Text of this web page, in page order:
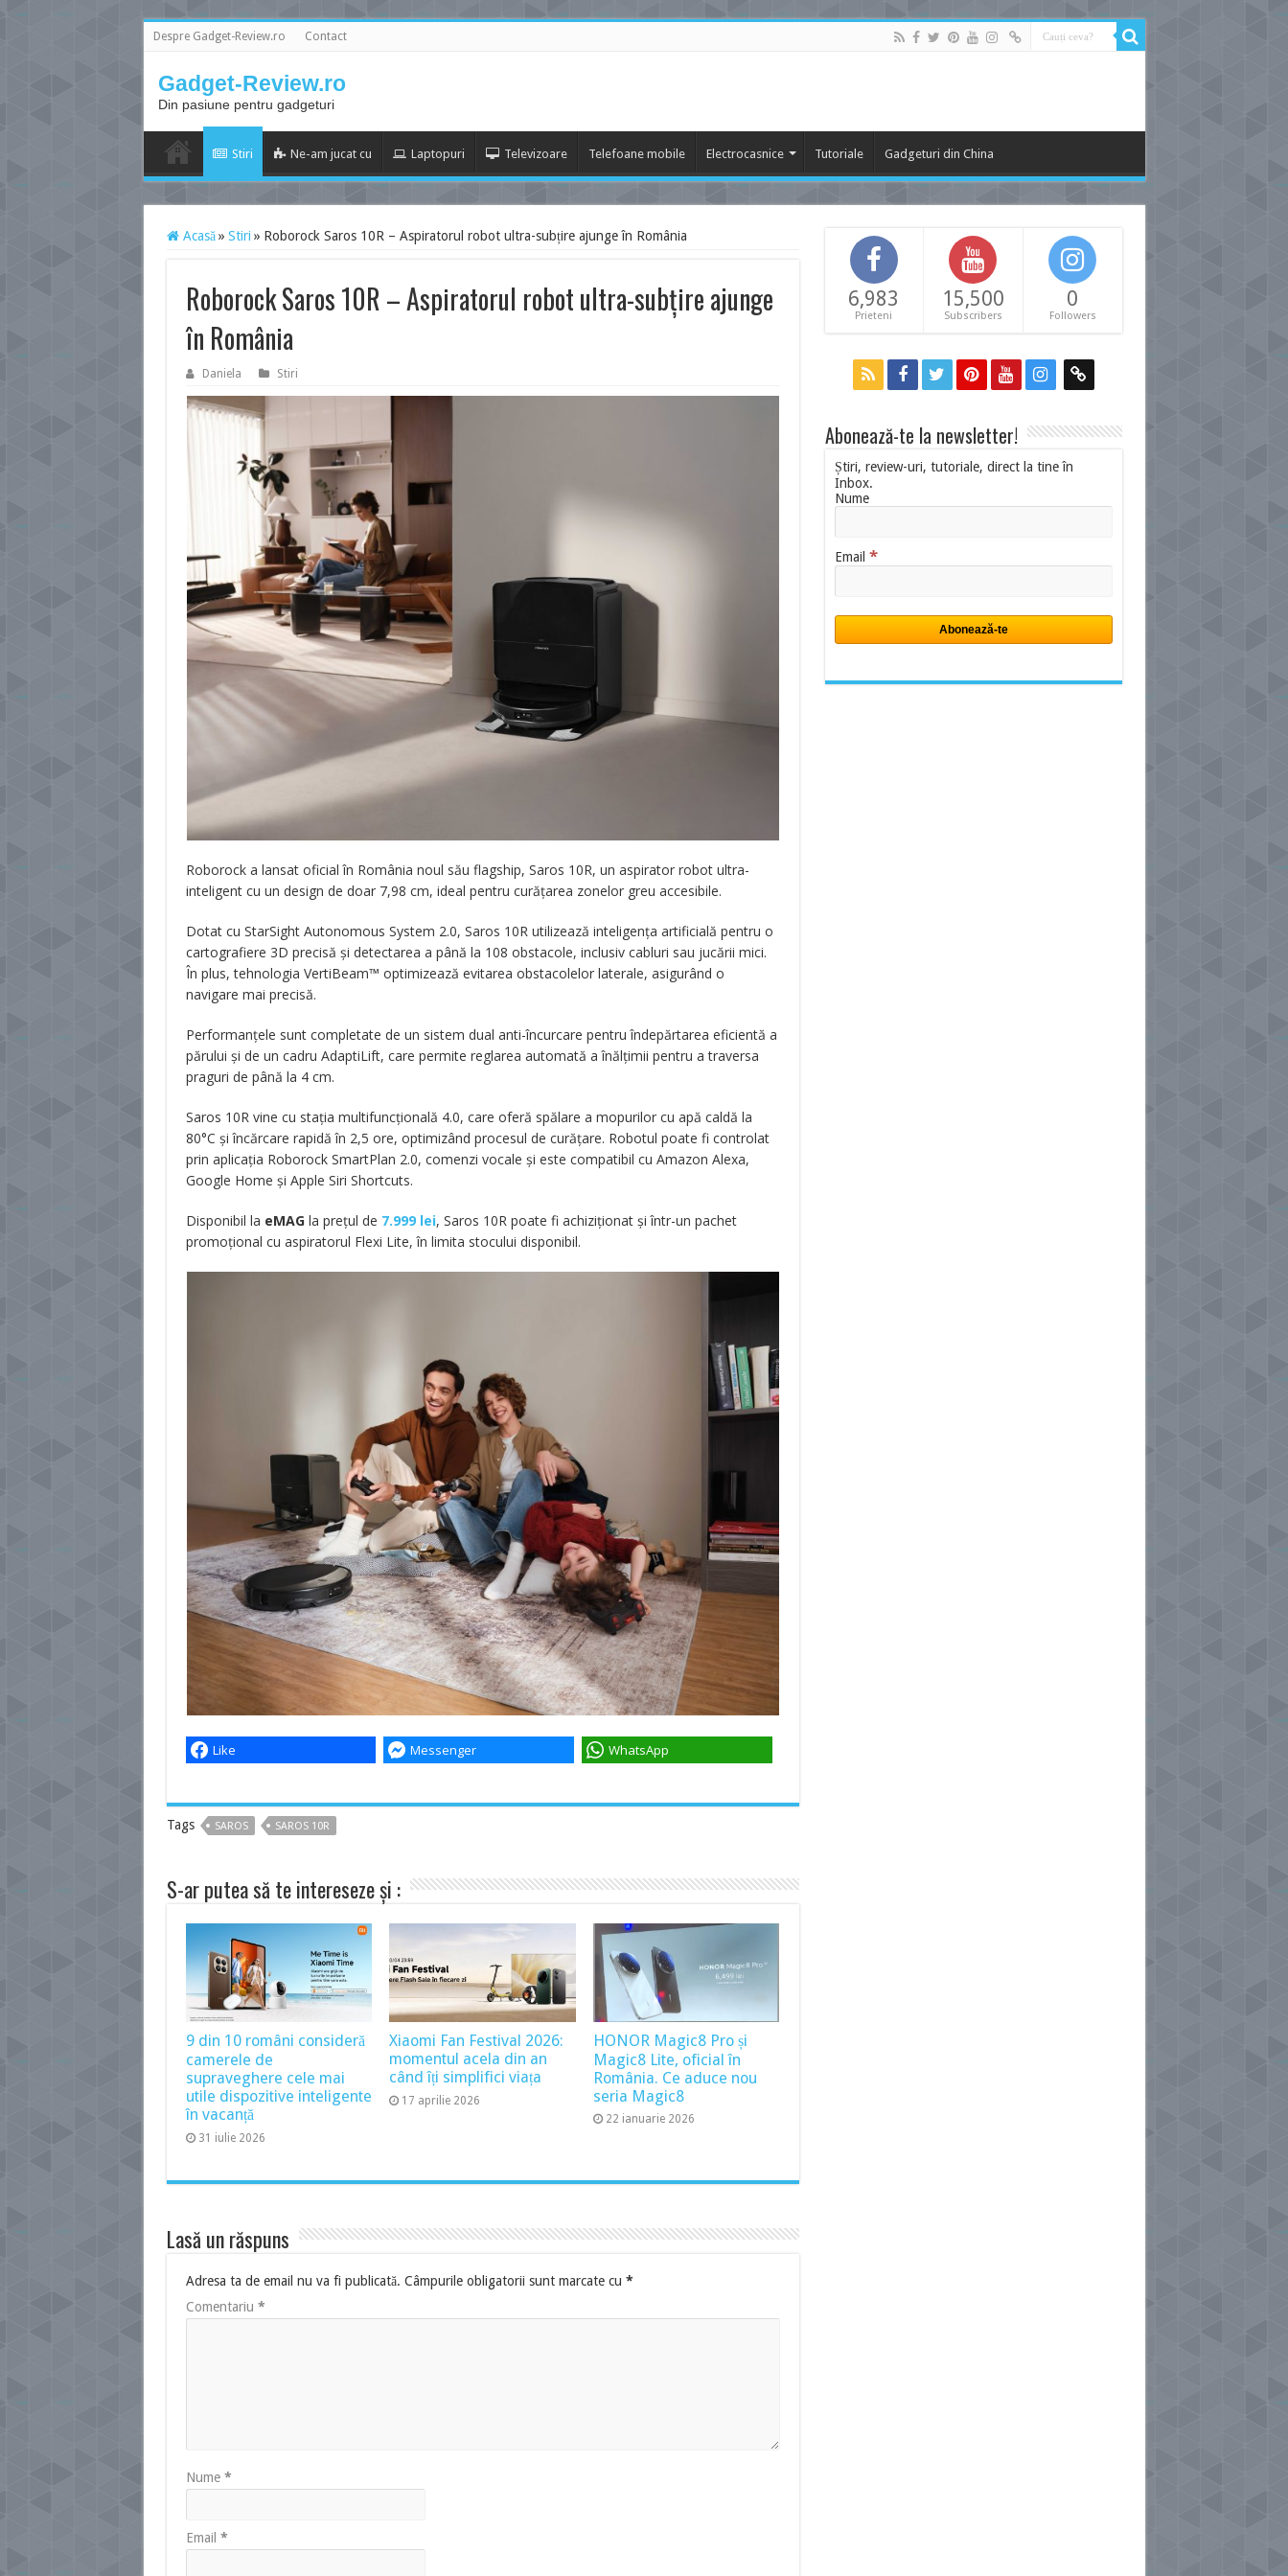
Despre Gadget-Review.ro Contact
Gadget-Review.ro
Din pasiune pentru gadgeturi
Stiri Ne-am jucat cu Laptopuri Televizoare Telefoane mobile Electrocasnice Tutoriale Gadgeturi din China
Acasă » Stiri » Roborock Saros 10R – Aspiratorul robot ultra-subțire ajunge în România
Roborock Saros 10R – Aspiratorul robot ultra-subțire ajunge
în România
Daniela Stiri
Roborock a lansat oficial în România noul său flagship, Saros 10R, un aspirator robot ultra-
inteligent cu un design de doar 7,98 cm, ideal pentru curățarea zonelor greu accesibile.
Dotat cu StarSight Autonomous System 2.0, Saros 10R utilizează inteligența artificială pentru o
cartografiere 3D precisă și detectarea a până la 108 obstacole, inclusiv cabluri sau jucării mici.
În plus, tehnologia VertiBeam™ optimizează evitarea obstacolelor laterale, asigurând o
navigare mai precisă.
Performanțele sunt completate de un sistem dual anti-încurcare pentru îndepărtarea eficientă a
părului și de un cadru AdaptiLift, care permite reglarea automată a înălțimii pentru a traversa
praguri de până la 4 cm.
Saros 10R vine cu stația multifuncțională 4.0, care oferă spălare a mopurilor cu apă caldă la
80°C și încărcare rapidă în 2,5 ore, optimizând procesul de curățare. Robotul poate fi controlat
prin aplicația Roborock SmartPlan 2.0, comenzi vocale și este compatibil cu Amazon Alexa,
Google Home și Apple Siri Shortcuts.
Disponibil la eMAGla prețul de 7.999 lei, Saros 10R poate fi achiziționat și într-un pachet
promoțional cu aspiratorul Flexi Lite, în limita stocului disponibil.
Like Messenger WhatsApp
Tags SAROS SAROS 10R
S-ar putea să te intereseze și :
9 din 10 români consideră
camerele de
supraveghere cele mai
utile dispozitive inteligente
în vacanță
31 iulie 2026
Xiaomi Fan Festival 2026:
momentul acela din an
când îți simplifici viața
17 aprilie 2026
HONOR Magic8 Pro și
Magic8 Lite, oficial în
România. Ce aduce nou
seria Magic8
22 ianuarie 2026
Lasă un răspuns
Adresa ta de email nu va fi publicată. Câmpurile obligatorii sunt marcate cu *
Comentariu *
Nume *
Email *
6,983
Prieteni
15,500
Subscribers
0
Followers
Abonează-te la newsletter!
Știri, review-uri, tutoriale, direct la tine în
Inbox.
Nume
Email *